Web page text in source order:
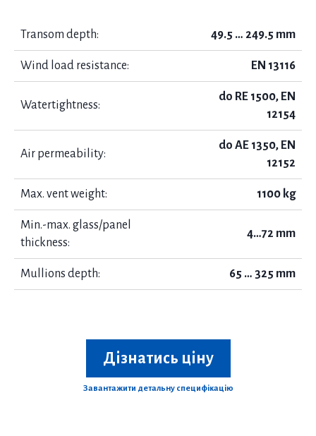
Transom depth: 49.5 … 249.5 mm
Wind load resistance: EN 13116
Watertightness:
do RE 1500, EN
12154
Air permeability:
do AE 1350, EN
12152
Max. vent weight: 1100 kg
Min.-max. glass/panel
thickness:
4…72 mm
Mullions depth: 65 … 325 mm
Дізнатись ціну
Завантажити детальну специфікацію